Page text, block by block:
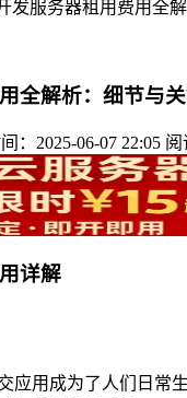
发服务器租用费用全
全解析：细节与
：2025-06-07 22:05 阅
详解
应用成为了人们日常